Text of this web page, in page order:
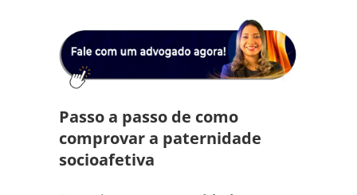
Passo a passo de como
comprovar a paternidade
socioafetiva